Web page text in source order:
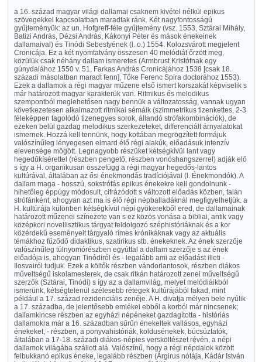
a 16. század magyar világi dallamai csaknem kivétel nélkül epikus
szövegekkel kapcsolatban maradtak ránk. Két nagyfontosságú
gyűjteményük: az un. Hofgreff-féle gyűjtemény (vsz. 1553, Sztárai Mihály,
Batizi András, Dézsi András, Kákonyi Péter és mások énekeinek
dallamaival) és Tinódi Sebestyének (l. o.) 1554. Kolozsvárott megjelent
Cronicája. Ez a két nyomtatvány összesen 40 melódiát őrzött meg,
közülük csak néhány dallam ismeretes (Armbrust Kristófnak egy
gúnydalához 1550 v. 51, Farkas András Cronicájához 1538 [csak 18.
századi másolatban maradt fenn], Tőke Ferenc Spira doctorához 1553).
Ezek a dallamok a régi magyar műzene első ismert korszakát képviselik s
már határozott magyar karakterük van. Ritmikus és melodikus
szempontból meglehetősen nagy bennük a változatosság, vannak ugyan
következetesen alkalmazott ritmikai sémáik (szimmetrikus tizenkettes, 2-3
féleképpen tagolódó tizenegyes sorok, állandó strófakombinációk), de
ezeken belül gazdag melodikus szerkezeteket, differenciált árnyalatokat
ismernek. Hozzá kell tennünk, hogy kottában megrögzített formájuk
valószínűleg lényegesen elmard élő régi alakúk, előadásuk intenzív
elevensége mögött. Legnagyobb részüket kétségkívül lant vagy
hegedűkísérettel (részben pengető, részben vonóshangszerrel) adják elő
s így a H. organikusan összefügg a régi magyar hegedős-lantos
kultúrával, általában az ősi énekmondás tradíciójával (l. Énekmondók). A
dallam maga - hosszú, sokstrófás epikus énekekre kell gondolnunk -
hihetőleg éppúgy módosult, cifrázódott s változott előadás közben, talán
strófánként, ahogyan azt ma is élő régi népballadáknál megfigyelhetjük. a
H. kultúrája különben kétségkívül népi gyökerekből ered, de dallamainak
határozott műzenei színezete van s ez közös vonása a bibliai, antik vagy
középkori novellisztikus tárgyat feldolgozó széphistóriáknak és a kor
közérdekű eseményeit tárgyaló rímes krónikáknak vagy az aktuális
témákhoz fűződő didaktikus, szatirikus stb. énekeknek. Az ének szerzője
valószínűleg túlnyomórészben egyúttal a dallam szerzője s az ének
előadója is, ahogyan Tinódiról és - legalább ami az előadást illeti -
Ilosvairól tudjuk. Ezek a költők részben vándorlantosok, részben diákos
műveltségű iskolamesterek, de csak ritkán határozott zenei műveltségű
szerzők (Sztárai, Tinódi) s így az a dallamvilág, melyet melódiáikból
ismerünk, kétségtelenül szélesebb rétegek kultúrájából fakad, mint
például a 17. század rezidenciális zenéje. A H. divatja mélyen bele nyúlik
a 17. századba, de jelentősebb emlékei ebből a korból már nincsenek;
dallamkincse részben az egyházi népéneket gazdagította - históriás
dallamokra már a 16. században sűrűn énekeltek vallásos, egyházi
énekeket, - részben, a ponyvahistóriák, koldusénekek, búcsúztatók,
általában a 17-18. századi diákos-népies versköltészet révén, a népi
dallamok világába szállott alá. Valószínű, hogy a régi népdalok között
felbukkanó epikus éneke, legalább részben (Árgirus nótája, Kádár István